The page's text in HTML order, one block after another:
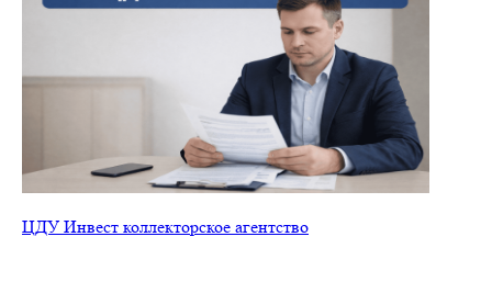
ЦДУ Инвест коллекторское агентство